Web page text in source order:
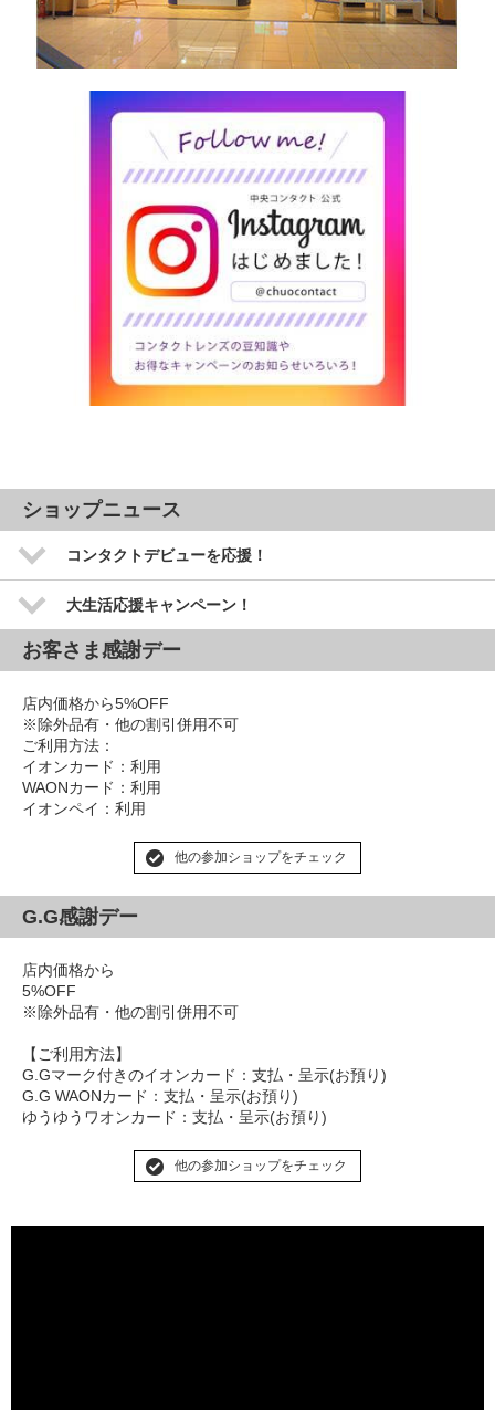
ショップニュース
コンタクトデビューを応援！
大生活応援キャンペーン！
お客さま感謝デー
店内価格から5%OFF
※除外品有・他の割引併用不可
ご利用方法：
イオンカード：利用
WAONカード：利用
イオンペイ：利用
他の参加ショップをチェック
G.G感謝デー
店内価格から
5%OFF
※除外品有・他の割引併用不可
【ご利用方法】
G.Gマーク付きのイオンカード：支払・呈示(お預り)
G.G WAONカード：支払・呈示(お預り)
ゆうゆうワオンカード：支払・呈示(お預り)
他の参加ショップをチェック